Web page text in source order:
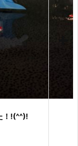
！!(^^)!